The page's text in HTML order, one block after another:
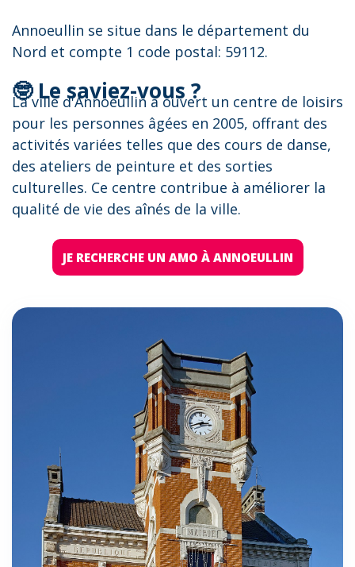
Annoeullin se situe dans le département du
Nord et compte 1 code postal: 59112.
🤓 Le saviez-vous ?
La ville d'Annoeullin a ouvert un centre de loisirs
pour les personnes âgées en 2005, offrant des
activités variées telles que des cours de danse,
des ateliers de peinture et des sorties
culturelles. Ce centre contribue à améliorer la
qualité de vie des aînés de la ville.
JE RECHERCHE UN AMO À ANNOEULLIN